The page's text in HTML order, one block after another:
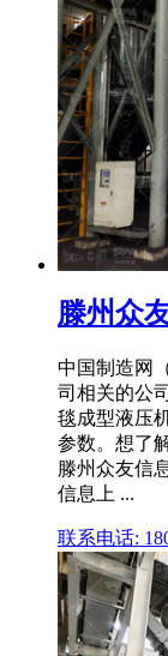
滕州众
中国制造网
司相关的公
毯成型液压
参数。想了
滕州众友信
信息上 ...
联系电话: